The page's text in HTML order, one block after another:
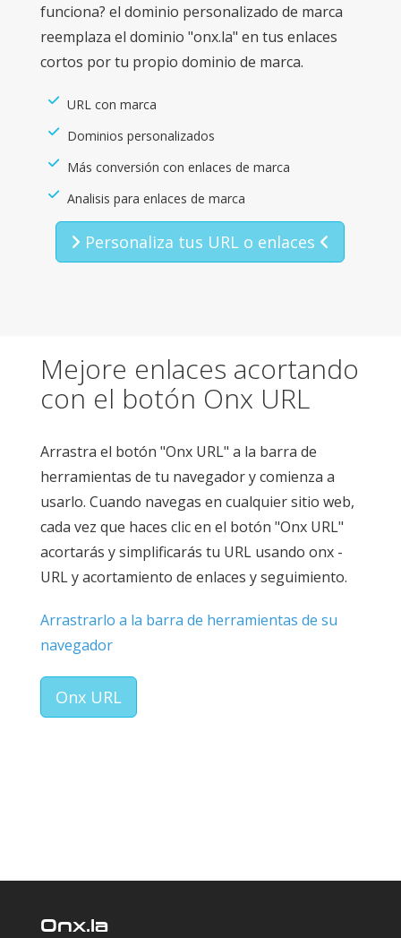
funciona? el dominio personalizado de marca
reemplaza el dominio "onx.la" en tus enlaces
cortos por tu propio dominio de marca.
URL con marca
Dominios personalizados
Más conversión con enlaces de marca
Analisis para enlaces de marca
Personaliza tus URL o enlaces
Mejore enlaces acortando
con el botón Onx URL
Arrastra el botón "Onx URL" a la barra de
herramientas de tu navegador y comienza a
usarlo. Cuando navegas en cualquier sitio web,
cada vez que haces clic en el botón "Onx URL"
acortarás y simplificarás tu URL usando onx -
URL y acortamiento de enlaces y seguimiento.
Arrastrarlo a la barra de herramientas de su
navegador
Onx URL
Onx.la